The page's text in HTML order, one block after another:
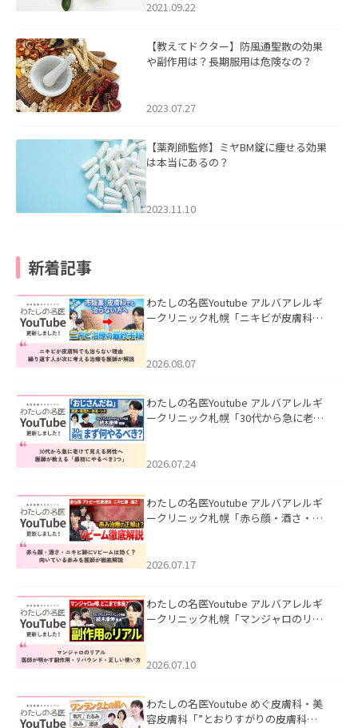
2021.09.22
【教えてドクター】防風通聖散の効果
や副作用は？長期服用は危険なの？
2023.07.27
【薬剤師監修】ミヤBM錠に痩せる効果
は本当にあるの？
2023.11.10
新着記事
わたしの名医Youtube アルバアレルギ
ークリニック札幌「ニキビが皮膚科で
ました。
2026.08.07
わたしの名医Youtube アルバアレルギ
ークリニック札幌「30代から急に老け
た。
2026.07.24
わたしの名医Youtube アルバアレルギ
ークリニック札幌「赤ら顔・酒さ・ニ
した。
2026.07.17
わたしの名医Youtube アルバアレルギ
ークリニック札幌「マンジャロのリア
た。
2026.07.10
わたしの名医Youtube めぐ皮膚科・美
容皮膚科「”とおりすがりの皮膚科